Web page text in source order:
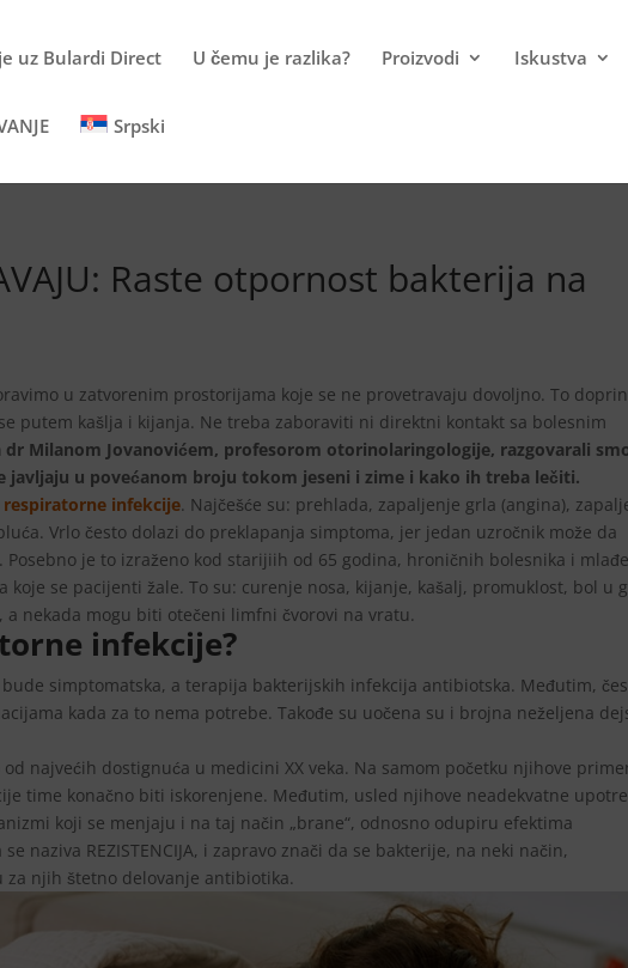
uz Bulardi Direct U čemu je razlika? Proizvodi Iskustva
Srpski
Raste otpornost bakterija na
u zatvorenim prostorijama koje se ne provetravaju dovoljno. To
putem kašlja i kijanja. Ne treba zaboraviti ni direktni kontakt sa bolesnim
dr Milanom Jovanovićem, profesorom otorinolaringologije, razgovarali
javljaju u povećanom broju tokom jeseni i zime i kako ih treba lečiti.
infekcije. Najčešće su: prehlada, zapaljenje grla (angina),
Vrlo često dolazi do preklapanja simptoma, jer jedan uzročnik može da
Posebno je to izraženo kod starijiih od 65 godina, hroničnih bolesnika i
koje se pacijenti žale. To su: curenje nosa, kijanje, kašalj, promuklost, bol u
nekada mogu biti otečeni limfni čvorovi na vratu.
infekcije?
simptomatska, a terapija bakterijskih infekcija antibiotska. Međutim,
kada za to nema potrebe. Takođe su uočena su i brojna neželjena
najvećih dostignuća u medicini XX veka. Na samom početku njihove
time konačno biti iskorenjene. Međutim, usled njihove neadekvatne
koji se menjaju i na taj način „brane“, odnosno odupiru efektima
naziva REZISTENCIJA, i zapravo znači da se bakterije, na neki način,
za njih štetno delovanje antibiotika.